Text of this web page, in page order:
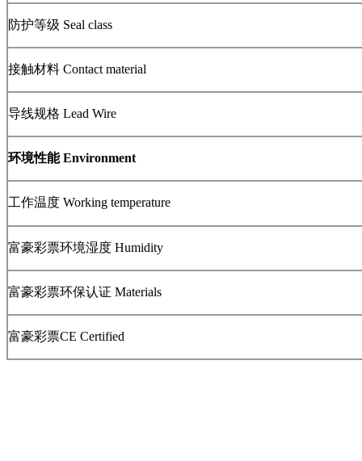
防护等级 Seal class
接触材料 Contact material
导线规格 Lead Wire
环境性能 Environment
工作温度 Working temperature
富豪彩票环境湿度 Humidity
富豪彩票环保认证 Materials
富豪彩票CE Certified